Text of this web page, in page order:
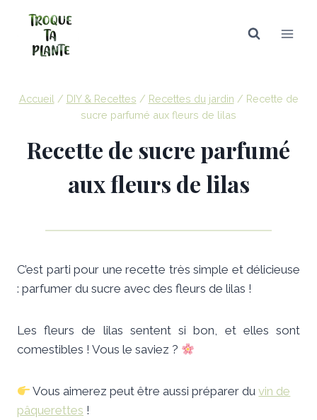
contenu
Accueil / DIY & Recettes / Recettes du jardin / Recette de
sucre parfumé aux fleurs de lilas
Recette de sucre parfumé
aux fleurs de lilas
C’est parti pour une recette très simple et délicieuse
: parfumer du sucre avec des fleurs de lilas !
Les fleurs de lilas sentent si bon, et elles sont
comestibles ! Vous le saviez ?
Vous aimerez peut être aussi préparer duvin de
pâquerettes !